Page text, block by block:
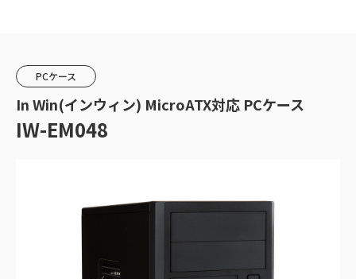
PCケース
In Win(インウィン) MicroATX対応 PCケース
IW-EM048